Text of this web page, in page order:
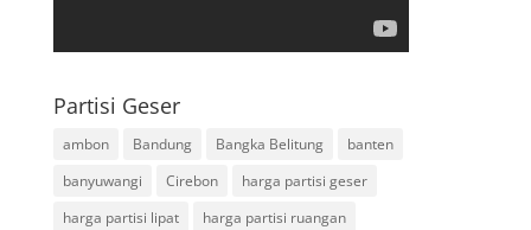
Partisi Geser
ambon Bandung Bangka Belitung
banten
banyuwangi
Cirebon
harga partisi geser
harga partisi lipat
harga partisi ruangan